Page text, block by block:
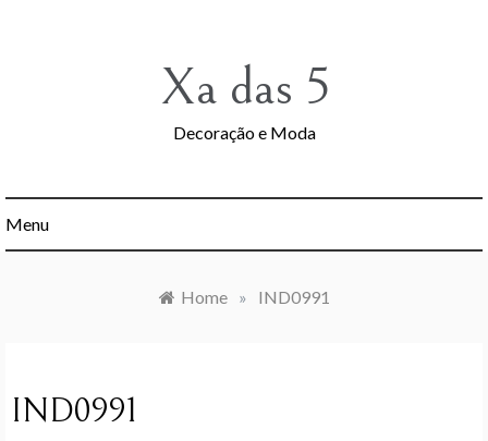
Xa das 5
Decoração e Moda
Menu
Home » IND0991
IND0991